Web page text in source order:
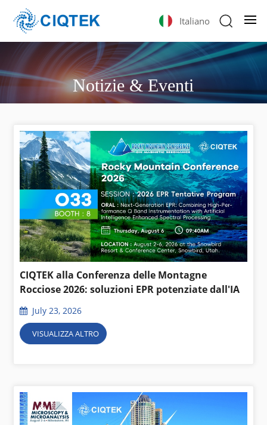
Italiano
Notizie & Eventi
CIQTEK alla Conferenza delle Montagne
Rocciose 2026: soluzioni EPR potenziate dall'IA
July 23, 2026
VISUALIZZA ALTRO